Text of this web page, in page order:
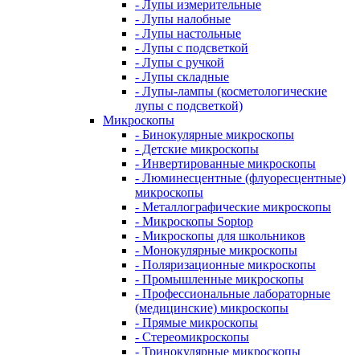
- Лупы измерительные
- Лупы налобные
- Лупы настольные
- Лупы с подсветкой
- Лупы с ручкой
- Лупы складные
- Лупы-лампы (косметологические
лупы с подсветкой)
Микроскопы
- Бинокулярные микроскопы
- Детские микроскопы
- Инвертированные микроскопы
- Люминесцентные (флуоресцентные)
микроскопы
- Металлографические микроскопы
- Микроскопы Soptop
- Микроскопы для школьников
- Монокулярные микроскопы
- Поляризационные микроскопы
- Промышленные микроскопы
- Профессиональные лабораторные
(медицинские) микроскопы
- Прямые микроскопы
- Стереомикроскопы
- Тринокулярные микроскопы